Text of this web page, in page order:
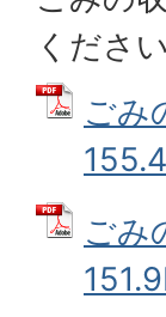
ください
ごみ
ごみ